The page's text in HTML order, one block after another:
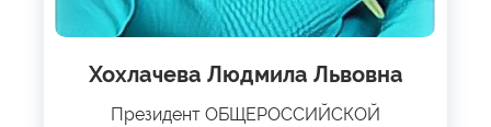
Хохлачева Людмила Львовна
Президент ОБЩЕРОССИЙСКОЙ